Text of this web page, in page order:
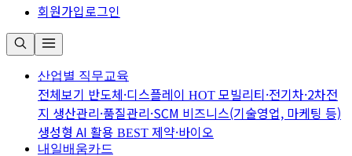
회원가입로그인
산업별 직무교육
전체보기 반도체·디스플레이 HOT 모빌리티·전기차·2차전
지 생산관리·품질관리·SCM 비즈니스(기술영업, 마케팅 등)
생성형 AI 활용 BEST 제약·바이오
내일배움카드